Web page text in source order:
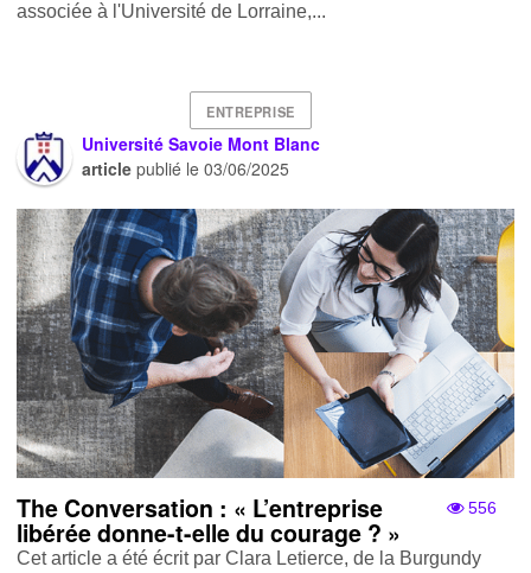
associée à l'Université de Lorraine,...
ENTREPRISE
Université Savoie Mont Blanc
article publié le03/06/2025
556
The Conversation : « L’entreprise
libérée donne-t-elle du courage ? »
Cet article a été écrit par Clara Letierce, de la Burgundy